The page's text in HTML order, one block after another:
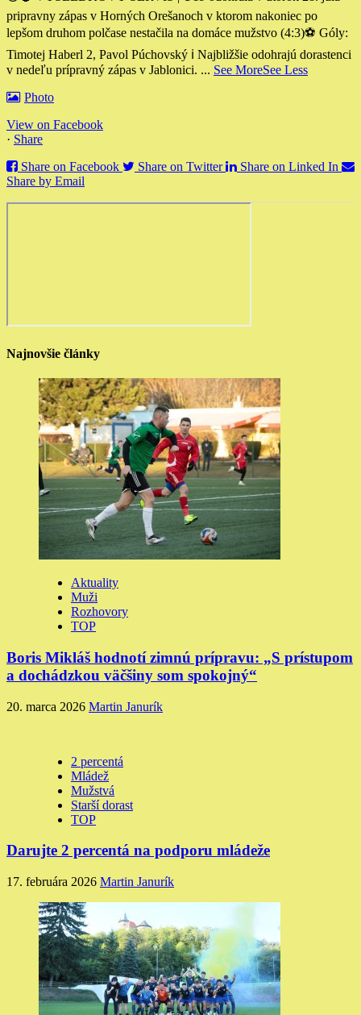
pripravny zápas v Horných Orešanoch v ktorom nakoniec po
lepšom druhom polčase nestačila na domáce mužstvo (4:3)⚽️ Góly:
Timotej Haberl 2, Pavol Púchovský ℹ️ Najbližšie odohrajú dorastenci
v nedeľu prípravný zápas v Jablonici. ... See MoreSee Less
Photo
View on Facebook
· Share
Share on Facebook
Share on Twitter
Share on Linked In
Share by Email
Najnovšie články
Aktuality
Muži
Rozhovory
TOP
Boris Mikláš hodnotí zimnú prípravu: „S prístupom
a dochádzkou väčšiny som spokojný“
20. marca 2026 Martin Janurík
2 percentá
Mládež
Mužstvá
Starší dorast
TOP
Darujte 2 percentá na podporu mládeže
17. februára 2026 Martin Janurík